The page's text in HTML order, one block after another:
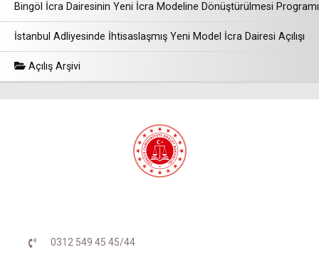
Bingöl İcra Dairesinin Yeni İcra Modeline Dönüştürülmesi Programı
İstanbul Adliyesinde İhtisaslaşmış Yeni Model İcra Dairesi Açılışı
Açılış Arşivi
0312 549 45 45/44